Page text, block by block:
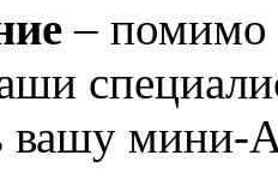
– помимо
вашу мини-